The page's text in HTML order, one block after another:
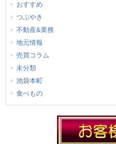
おすすめ
つぶやき
不動産&業務
地元情報
売買コラム
未分類
池袋本町
食べもの